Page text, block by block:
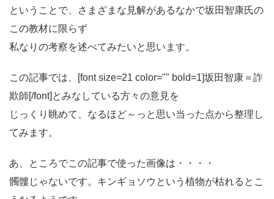
ということで、さまざまな見解があるなかで坂田智康氏の
この教材に限らず
私なりの考察を述べてみたいと思います。
この記事では、[font size=21 color="" bold=1]坂田智康＝詐
欺師[/font]とみなしている方々の意見を
じっくり眺めて、なるほど～っと思い当った点から整理し
てみます。
あ、ところでこの記事で使った画像は・・・・
髑髏じゃないです。キンギョソウという植物が枯れるとこ